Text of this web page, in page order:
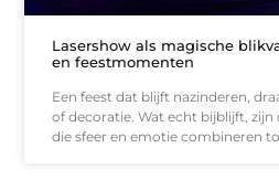
Lasershow als magische
en feestmomenten
Een feest dat blijft nazinderen,
of decoratie. Wat echt bijblijft,
die sfeer en emotie combineren